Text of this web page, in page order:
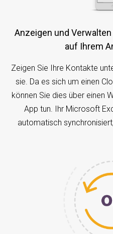
Anzeigen und Verwalten von Microsoft Exchange
auf Ihrem
Zeigen Sie Ihre Kontakte
sie. Da es sich um einen
können Sie dies über einen
App tun. Ihr Microsoft
automatisch